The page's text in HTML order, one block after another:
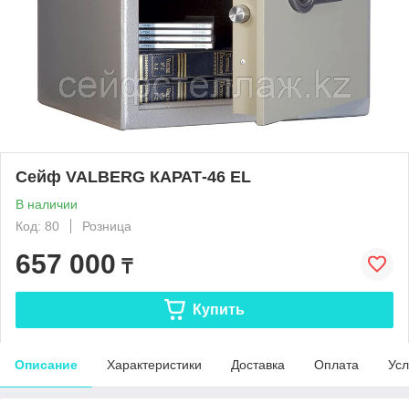
Сейф VALBERG КАРАТ-46 EL
В наличии
Код: 80
Розница
657 000 ₸
Купить
Описание Характеристики Доставка Оплата